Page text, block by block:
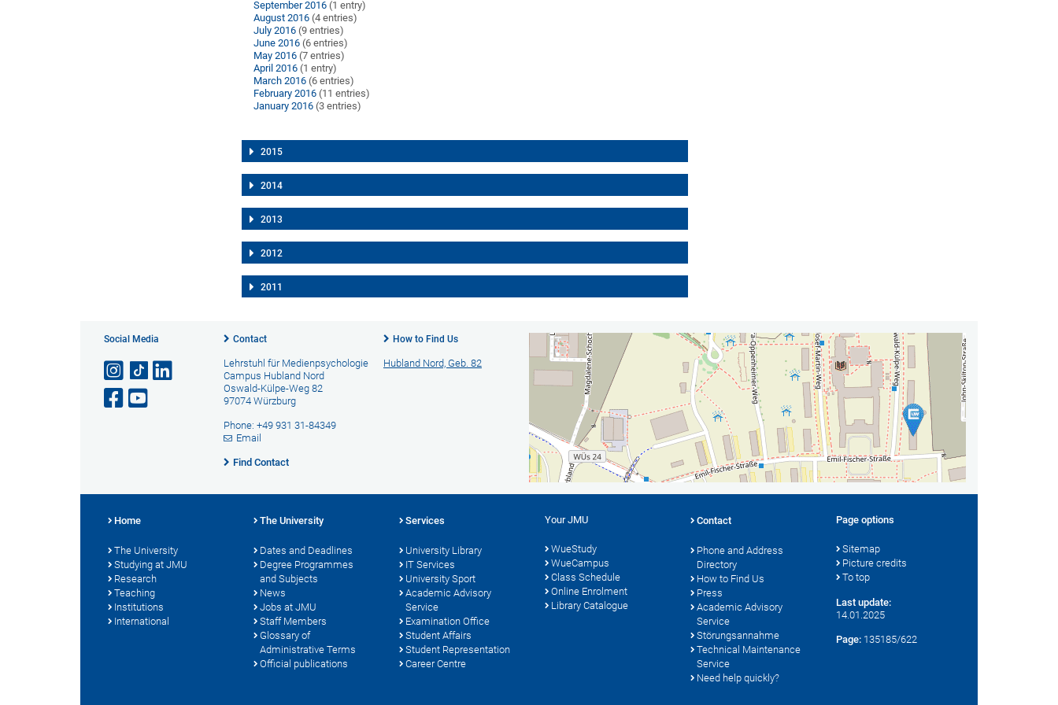
September 2016 (1 entry)
August 2016 (4 entries)
July 2016 (9 entries)
June 2016 (6 entries)
May 2016 (7 entries)
April 2016 (1 entry)
March 2016 (6 entries)
February 2016 (11 entries)
January 2016 (3 entries)
2015
2014
2013
2012
2011
Social Media Contact
Lehrstuhl für Medienpsychologie
Campus Hubland Nord
Oswald-Külpe-Weg 82
97074 Würzburg
Phone: +49 931 31-84349
Email
Find Contact
How to Find Us
Hubland Nord, Geb. 82
Home
The University
Studying at JMU
Research
Teaching
Institutions
International
The University
Dates and Deadlines
Degree Programmes
and Subjects
News
Jobs at JMU
Staff Members
Glossary of
Administrative Terms
Official publications
Services
University Library
IT Services
University Sport
Academic Advisory
Service
Examination Office
Student Affairs
Student Representation
Career Centre
Your JMU
WueStudy
WueCampus
Class Schedule
Online Enrolment
Library Catalogue
Contact
Phone and Address
Directory
How to Find Us
Press
Academic Advisory
Service
Störungsannahme
Technical Maintenance
Service
Need help quickly?
Page options
Sitemap
Picture credits
To top
Last update:
14.01.2025
Page: 135185/622